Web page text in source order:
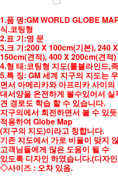
1.품 명:GM WORLD GLOBE
식.코팅형
2.표 기:영 문
3.크 기:200 X 100cm(기본), 240
150cm(견적), 400 X 200cm(견적)
4.형 태:코팅형 지도(롤블라인드,
5.특 징: GM 세계 지구의 지도는
면서 아메리카와 아프리카 사이의
대서양을 온전하게 볼수있어서
견 경로도 학습 할 수 있습니다.
지구의에서 회전하면서 볼 수 있
적용하여 Globe Map
(지구의 지도)이라고 칭합니다.
기존 지도에서 가로 비율이 맞지
고객님들에게 많은 도움이 될 수
있도록 디자인 하였습니다.(디자
◇사이즈 : 오차 있음.